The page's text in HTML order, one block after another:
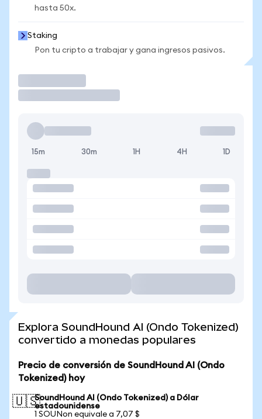
hasta 50x.
Staking
Pon tu cripto a trabajar y gana ingresos pasivos.
15m 30m 1H 4H 1D
Explora SoundHound AI (Ondo Tokenized)
convertido a monedas populares
Precio de conversión de SoundHound AI (Ondo
Tokenized) hoy
🇺🇸SoundHound AI (Ondo Tokenized) a Dólar
estadounidense
1 SOUNon equivale a 7,07 $